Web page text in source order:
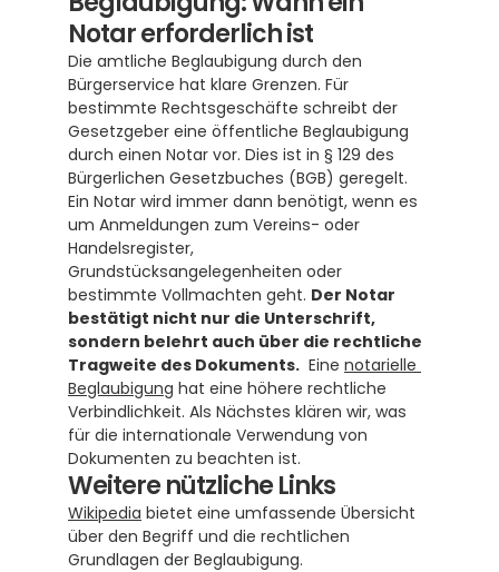
Notar erforderlich ist
Die amtliche Beglaubigung durch den
Bürgerservice hat klare Grenzen. Für
bestimmte Rechtsgeschäfte schreibt der
Gesetzgeber eine öffentliche Beglaubigung
durch einen Notar vor. Dies ist in § 129 des
Bürgerlichen Gesetzbuches (BGB) geregelt.
Ein Notar wird immer dann benötigt, wenn es
um Anmeldungen zum Vereins- oder
Handelsregister,
Grundstücksangelegenheiten oder
bestimmte Vollmachten geht. Der Notar
bestätigt nicht nur die Unterschrift,
sondern belehrt auch über die rechtliche
Tragweite des Dokuments.
  Eine
notarielle
Beglaubigung hat eine höhere rechtliche
Verbindlichkeit. Als Nächstes klären wir, was
für die internationale Verwendung von
Dokumenten zu beachten ist.
Weitere nützliche Links
Wikipedia bietet eine umfassende Übersicht
über den Begriff und die rechtlichen
Grundlagen der Beglaubigung.